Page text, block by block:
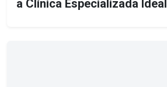
a Clínica Especializada Ideal